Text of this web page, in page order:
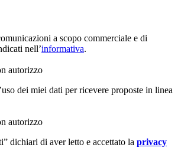
a scopo commerciale e di
nell’informativa.
autorizzo
dei miei dati per ricevere proposte in linea
autorizzo
dichiari di aver letto e accettato la privacy